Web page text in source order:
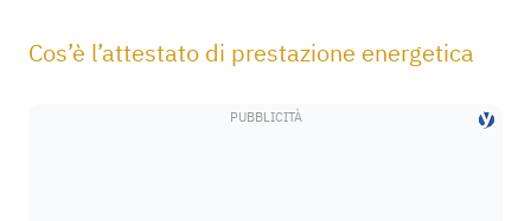
Cos’è l’attestato di prestazione energetica